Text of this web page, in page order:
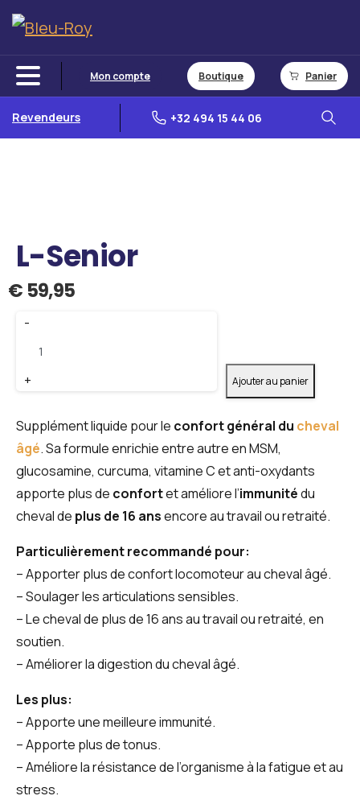
Mon compte Boutique Panier
Revendeurs +32 494 15 44 06
L-Senior
€ 59,95
-
+ Ajouter au panier
Supplément liquide pour le confort général du cheval
âgé. Sa formule enrichie entre autre en MSM,
glucosamine, curcuma, vitamine C et anti-oxydants
apporte plus de confortet améliore l’immunitédu
cheval de plus de 16 ansencore au travail ou retraité.
Particulièrement recommandé pour:
–Apporter plus de confort locomoteur au cheval âgé.
–Soulager les articulations sensibles.
– Le cheval de plus de 16 ans au travail ou retraité, en
soutien.
–Améliorer la digestion du cheval âgé.
Les plus:
–Apporte une meilleure immunité.
–Apporte plus de tonus.
–Améliore la résistance de l’organisme à la fatigue et au
stress.